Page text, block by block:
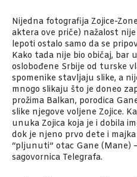
Nijedna fotografija Zojice-
aktera ove priče) nažalost
lepoti ostalo samo da se
Kako tada nije bio običaj, bar
oslobođene Srbije od turske
spomenike stavljaju slike, a
mnogo slikaju što je doneo
prožima Balkan, porodica
slike njegove voljene Zojice.
unuka Zojica koja je i dobila
dok je njeno prvo dete i
“pljunuti” otac Gane (Mane)
sagovornica Telegrafa.